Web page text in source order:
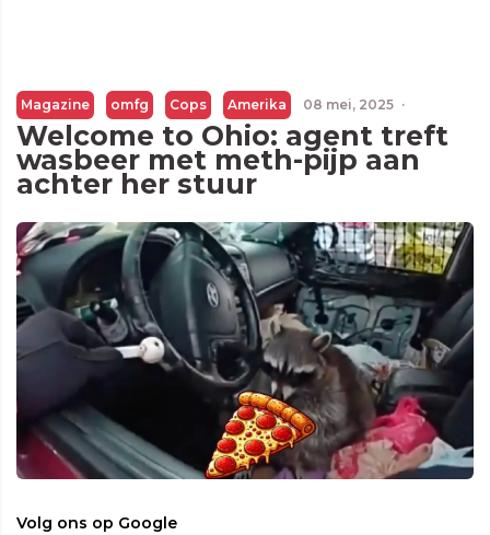
Magazine omfg Cops Amerika 08 mei, 2025 ·
Welcome to Ohio: agent treft
wasbeer met meth-pijp aan
achter her stuur
Volg ons op Google